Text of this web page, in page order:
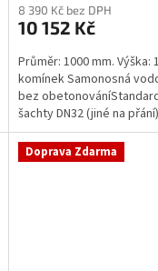
produktu
je
z
5
hvězdiček.
8 390 Kč bez DPH
10 152 Kč
Průměr: 1000 mm. Výška:
komínek Samonosná
bez
šachty DN32 (jiné na
Pro případné dotazy, či...
Doprava Zdarma